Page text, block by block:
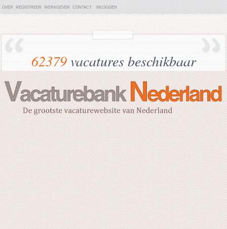
OVER REGISTREER WERKGEVER CONTACT INLOGGEN
62379vacatures beschikbaar